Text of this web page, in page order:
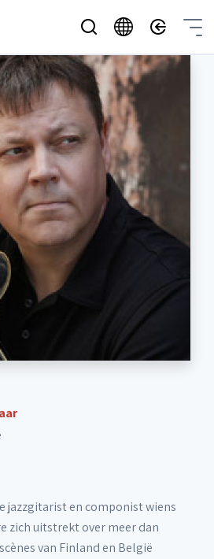
jazzgitarist en componist wiens
zich uitstrekt over meer dan
van Finland en België